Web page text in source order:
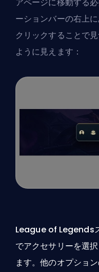
ーションバーの右上
クリックすることで
ように見えます：
League of Legends
でアクセサリーを選
ます。他のオプショ